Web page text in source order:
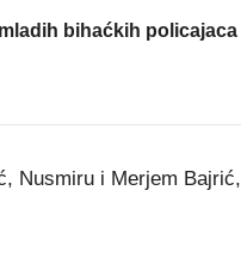
bihaćkih policajaca
Nusmiru i Merjem Bajrić,